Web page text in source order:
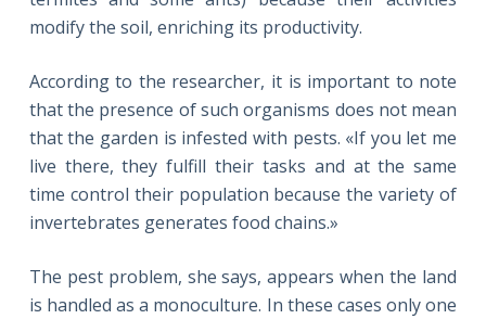
modify the soil, enriching its productivity.
According to the researcher, it is important to note
that the presence of such organisms does not mean
that the garden is infested with pests. «If you let me
live there, they fulfill their tasks and at the same
time control their population because the variety of
invertebrates generates food chains.»
The pest problem, she says, appears when the land
is handled as a monoculture. In these cases only one